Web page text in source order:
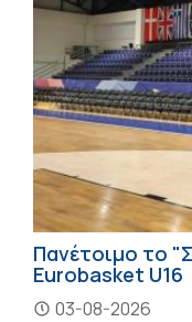
Πανέτοιμο το
Eurobasket U16
03-08-2026